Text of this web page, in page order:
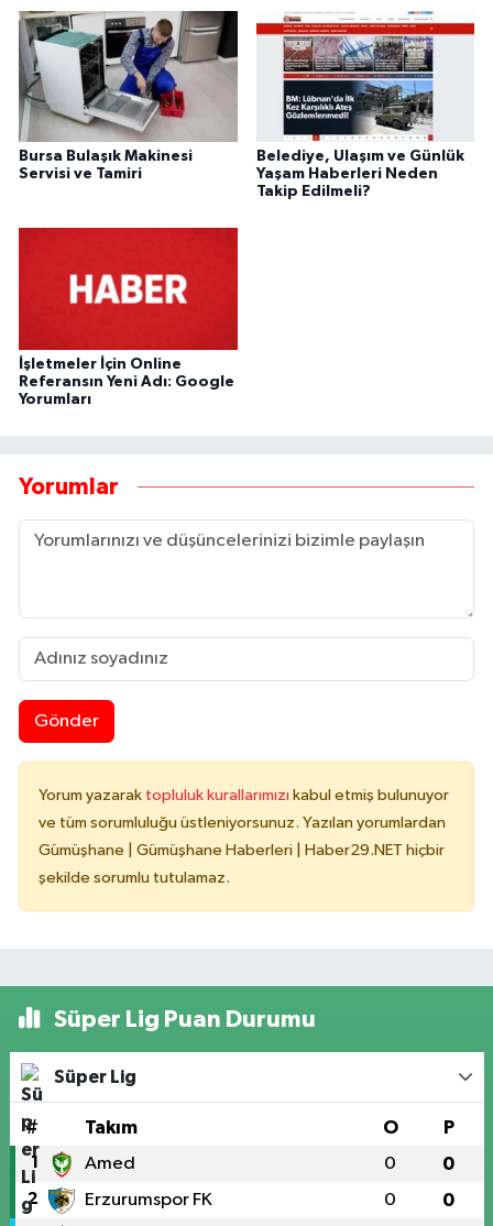
Bursa Bulaşık Makinesi
Servisi ve Tamiri
Belediye, Ulaşım ve Günlük
Yaşam Haberleri Neden
Takip Edilmeli?
İşletmeler İçin Online
Referansın Yeni Adı: Google
Yorumları
Yorumlar
Gönder
Yorum yazarak topluluk kurallarımızı kabul etmiş bulunuyor
ve tüm sorumluluğu üstleniyorsunuz. Yazılan yorumlardan
Gümüşhane | Gümüşhane Haberleri | Haber29.NET hiçbir
şekilde sorumlu tutulamaz.
Süper Lig Puan Durumu
Süper Lig
# Takım O P
1 Amed 0 0
2 Erzurumspor FK 0 0